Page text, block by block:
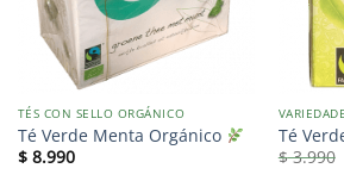
TÉS CON SELLO ORGÁNICO
Té Verde Menta Orgánico
$8.990
Té
$3.990